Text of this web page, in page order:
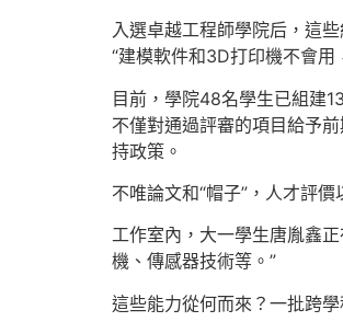
入選卓越工程師學院后，這
“建模軟件和3D打印機不會
目前，學院48名學生已組建
不僅對通過評審的項目給予
持政策。
不唯論文和“帽子”，人才評
工作室內，大一學生唐胤鑫
機、傳感器技術等。”
這些能力從何而來？一批跨